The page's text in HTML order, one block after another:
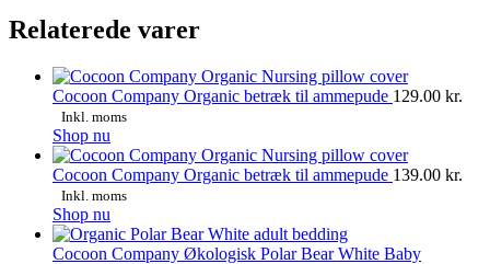
Relaterede varer
Cocoon Company Organic betræk til ammepude 129.00 kr.
Inkl. moms
Shop nu
vare
har
flere
Mulighederne
kan
Cocoon Company Organic betræk til ammepude 139.00 kr.
Inkl. moms
Shop nu
vare
har
Cocoon Company Økologisk Polar Bear White Baby